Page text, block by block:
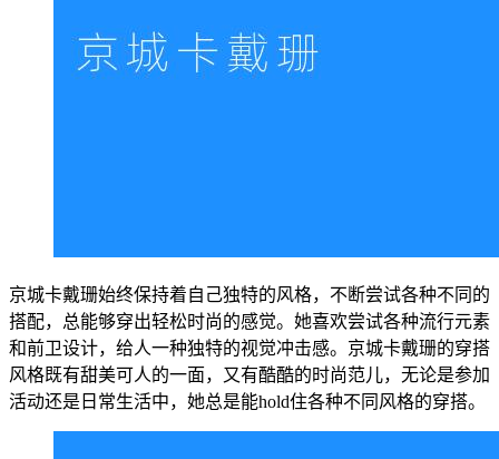
京城卡戴珊始终保持着自己独特的风格，不断尝试各种不同的
搭配，总能够穿出轻松时尚的感觉。她喜欢尝试各种流行元素
和前卫设计，给人一种独特的视觉冲击感。京城卡戴珊的穿搭
风格既有甜美可人的一面，又有酷酷的时尚范儿，无论是参加
活动还是日常生活中，她总是能hold住各种不同风格的穿搭。